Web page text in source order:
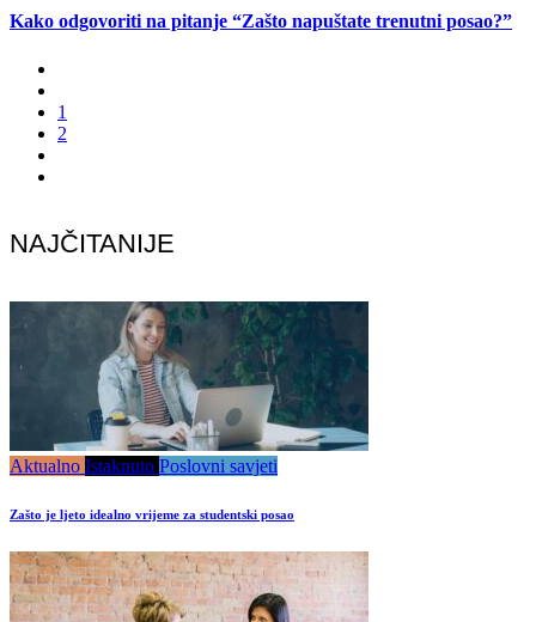
Kako odgovoriti na pitanje “Zašto napuštate trenutni posao?”
1
2
NAJČITANIJE
Aktualno Istaknuto Poslovni savjeti
Zašto je ljeto idealno vrijeme za studentski posao